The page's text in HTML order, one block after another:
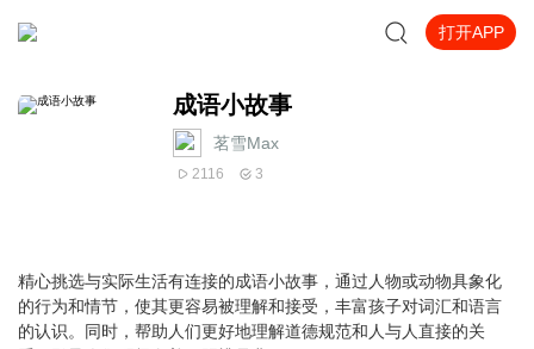
打开APP
成语小故事
茗雪Max
2116 3
精心挑选与实际生活有连接的成语小故事， 通过人物或动物具象化
的行为和情节， 使其更容易被理解和接受，丰富孩子对词汇和语言
的认识。同时，帮助人们更好地理解道德规范和人与人直接的关